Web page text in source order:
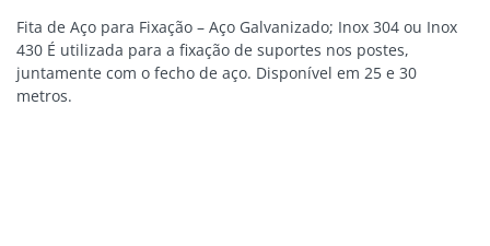
Fita de Aço para Fixação – Aço Galvanizado; Inox 304 ou Inox
430 É utilizada para a fixação de suportes nos postes,
juntamente com o fecho de aço. Disponível em 25 e 30
metros.